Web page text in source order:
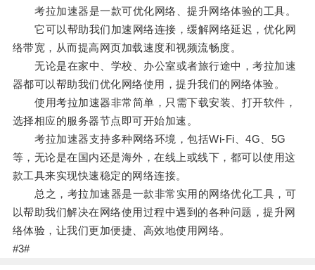
考拉加速器是一款可优化网络、提升网络体验的工具。
它可以帮助我们加速网络连接，缓解网络延迟，优化网
络带宽，从而提高网页加载速度和视频流畅度。
无论是在家中、学校、办公室或者旅行途中，考拉加速
器都可以帮助我们优化网络使用，提升我们的网络体验。
使用考拉加速器非常简单，只需下载安装、打开软件，
选择相应的服务器节点即可开始加速。
考拉加速器支持多种网络环境，包括Wi-Fi、4G、5G
等，无论是在国内还是海外，在线上或线下，都可以使用这
款工具来实现快速稳定的网络连接。
总之，考拉加速器是一款非常实用的网络优化工具，可
以帮助我们解决在网络使用过程中遇到的各种问题，提升网
络体验，让我们更加便捷、高效地使用网络。
#3#